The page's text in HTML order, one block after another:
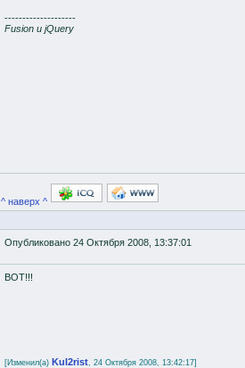
--------------------
Fusion и jQuery
^ наверх ^
Опубликовано 24 Октября 2008, 13:37:01
BOT!!!
[Изменил(а) Kul2rist, 24 Октября 2008, 13:42:17]